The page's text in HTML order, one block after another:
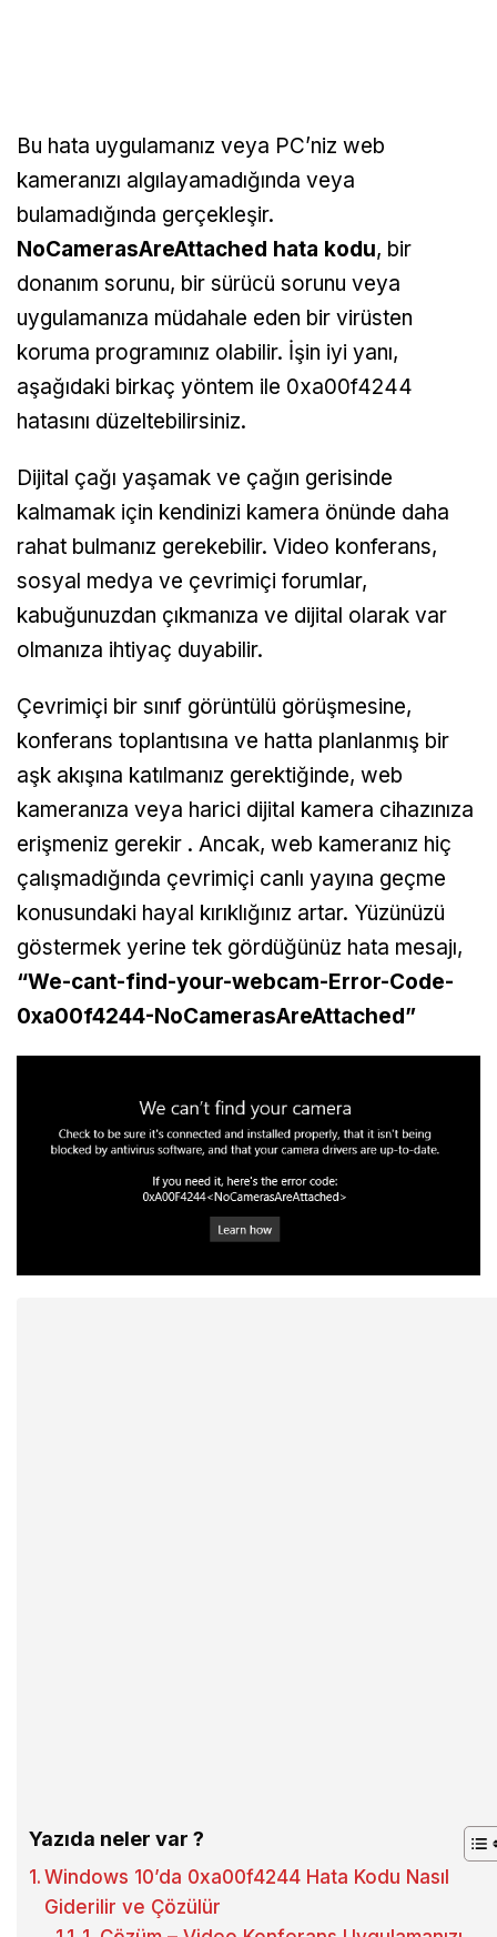
Bu hata uygulamanız veya PC’niz web
kameranızı algılayamadığında veya
bulamadığında gerçekleşir.
NoCamerasAreAttached hata kodu, bir
donanım sorunu, bir sürücü sorunu veya
uygulamanıza müdahale eden bir virüsten
koruma programınız olabilir. İşin iyi yanı,
aşağıdaki birkaç yöntem ile 0xa00f4244
hatasını düzeltebilirsiniz.
Dijital çağı yaşamak ve çağın gerisinde
kalmamak için kendinizi kamera önünde daha
rahat bulmanız gerekebilir. Video konferans,
sosyal medya ve çevrimiçi forumlar,
kabuğunuzdan çıkmanıza ve dijital olarak var
olmanıza ihtiyaç duyabilir.
Çevrimiçi bir sınıf görüntülü görüşmesine,
konferans toplantısına ve hatta planlanmış bir
aşk akışına katılmanız gerektiğinde, web
kameranıza veya harici dijital kamera cihazınıza
erişmeniz gerekir . Ancak, web kameranız hiç
çalışmadığında çevrimiçi canlı yayına geçme
konusundaki hayal kırıklığınız artar. Yüzünüzü
göstermek yerine tek gördüğünüz hata mesajı,
“We-cant-find-your-webcam-Error-Code-
0xa00f4244-NoCamerasAreAttached”
Yazıda neler var ?
Windows 10’da 0xa00f4244 Hata Kodu Nasıl
Giderilir ve Çözülür